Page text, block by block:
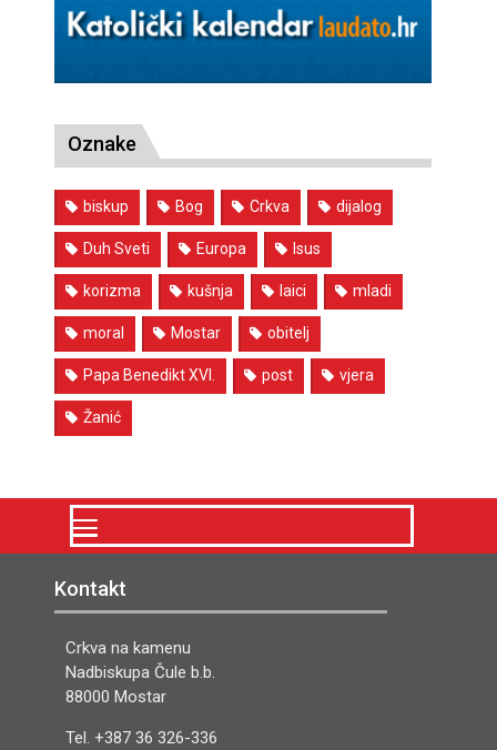
Oznake
biskup Bog Crkva dijalog
Duh Sveti Europa Isus
korizma kušnja laici mladi
moral Mostar obitelj
Papa Benedikt XVI. post vjera
Žanić
Kontakt
Crkva na kamenu
Nadbiskupa Čule b.b.
88000 Mostar
Tel. +387 36 326-336